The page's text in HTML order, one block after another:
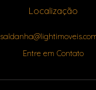
Localização
Entre em Contato